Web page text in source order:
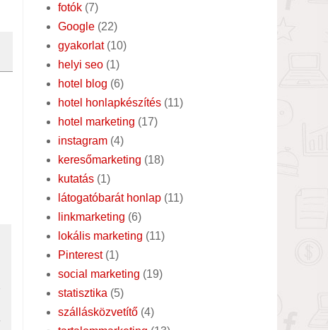
fotók (7)
Google (22)
gyakorlat (10)
helyi seo (1)
hotel blog (6)
hotel honlapkészítés (11)
hotel marketing (17)
instagram (4)
keresőmarketing (18)
kutatás (1)
látogatóbarát honlap (11)
linkmarketing (6)
lokális marketing (11)
Pinterest (1)
social marketing (19)
statisztika (5)
szállásközvetítő (4)